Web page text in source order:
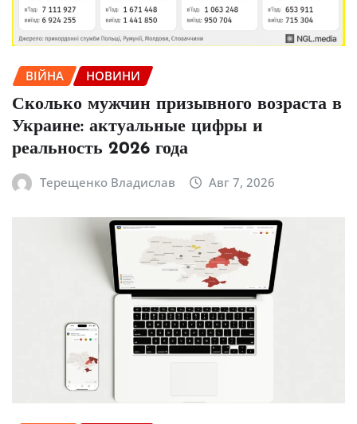
ВІЙНА НОВИНИ
Сколько мужчин призывного возраста в
Украине: актуальные цифры и
реальность 2026 года
Терещенко Владислав Авг 7, 2026